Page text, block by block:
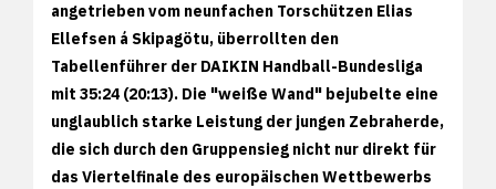
angetrieben vom neunfachen Torschützen Elias
Ellefsen á Skipagötu, überrollten den
Tabellenführer der DAIKIN Handball-Bundesliga
mit 35:24 (20:13). Die "weiße Wand" bejubelte eine
unglaublich starke Leistung der jungen Zebraherde,
die sich durch den Gruppensieg nicht nur direkt für
das Viertelfinale des europäischen Wettbewerbs